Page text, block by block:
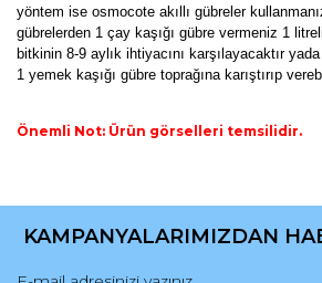
yöntem ise osmocote akıllı gübreler
gübrelerden 1 çay kaşığı gübre vermeniz 1
bitkinin 8-9 aylık ihtiyacını karşılayacaktır
1 yemek kaşığı gübre toprağına karıştırıp
Önemli Not: Ürün görselleri temsilidir.
konularda yetersiz gördüğünüz
Görüş ve önerileriniz için teşekkür
KAMPANYALARIMIZDAN